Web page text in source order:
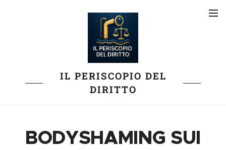
IL PERISCOPIO DEL
DIRITTO
BODYSHAMING SUI